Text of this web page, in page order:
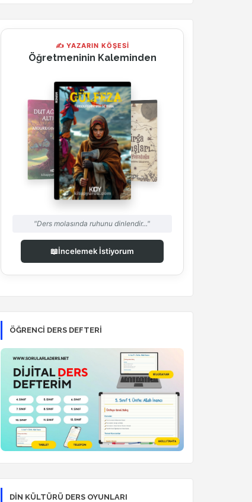
✍ YAZARIN KÖŞESİ
Öğretmeninin Kaleminden
"Ders molasında ruhunu dinlendir..."
📖İncelemek İstiyorum
ÖĞRENCI DERS DEFTERI
DİN KÜLTÜRÜ DERS OYUNLARI